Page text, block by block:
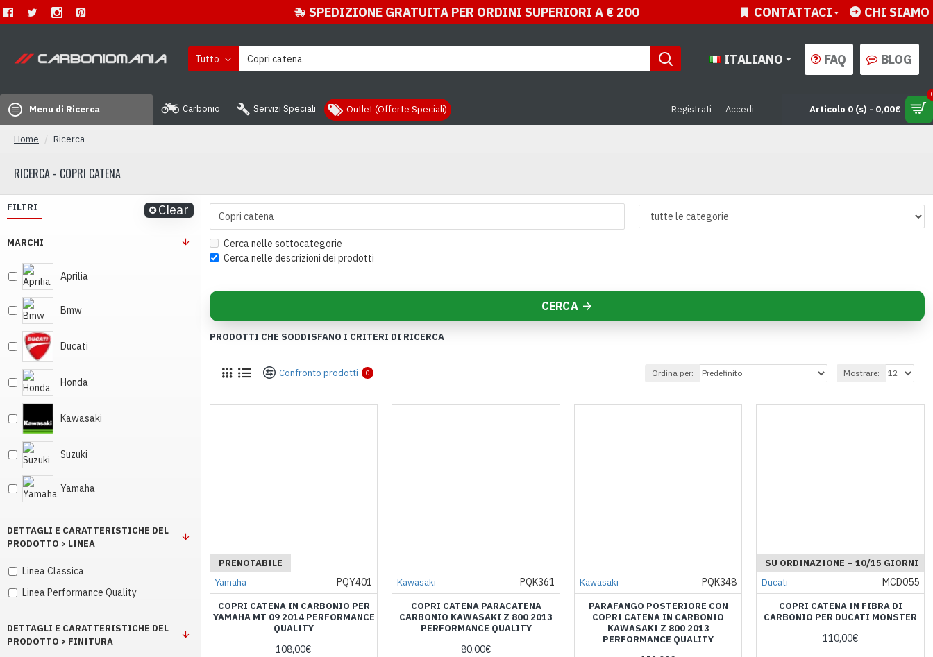
SPEDIZIONE GRATUITA PER ORDINI SUPERIORI A € 200 CONTATTACI CHI SIAMO
Tutto ITALIANO FAQ BLOG
Menu di Ricerca Carbonio Servizi Speciali Outlet (Offerte Speciali) Registrati Accedi Articolo 0 (s) - 0,00€
Home Ricerca
RICERCA - COPRI CATENA
FILTRI Clear
MARCHI
Aprilia
Bmw
Ducati
Honda
Kawasaki
Suzuki
Yamaha
DETTAGLI E CARATTERISTICHE DEL
PRODOTTO > LINEA
Linea Classica
Linea Performance Quality
DETTAGLI E CARATTERISTICHE DEL
PRODOTTO > FINITURA
Cerca nelle sottocategorie
Cerca nelle descrizioni dei prodotti
CERCA
PRODOTTI CHE SODDISFANO I CRITERI DI RICERCA
Confronto prodotti 0 Ordina per: Mostrare:
PRENOTABILE
Yamaha
PQY401
COPRI CATENA IN CARBONIO PER
YAMAHA MT 09 2014 PERFORMANCE
QUALITY
108,00€
Kawasaki PQK361
COPRI CATENA PARACATENA
CARBONIO KAWASAKI Z 800 2013
PERFORMANCE QUALITY
80,00€
Kawasaki PQK348
PARAFANGO POSTERIORE CON
COPRI CATENA IN CARBONIO
KAWASAKI Z 800 2013
PERFORMANCE QUALITY
SU ORDINAZIONE – 10/15 GIORNI
Ducati
MCD055
COPRI CATENA IN FIBRA DI
CARBONIO PER DUCATI MONSTER
110,00€